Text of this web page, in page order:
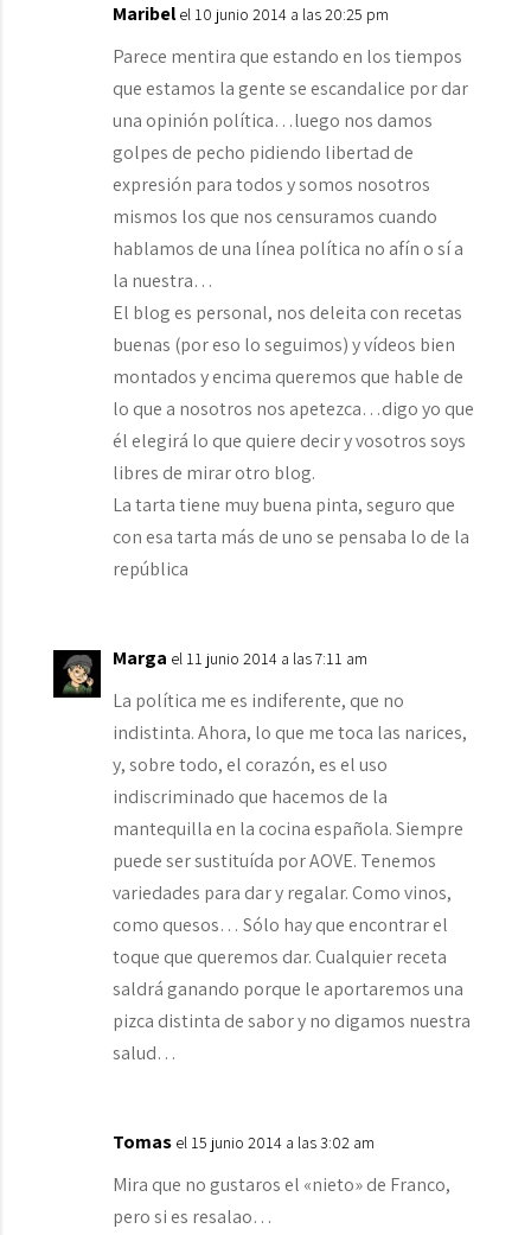
Maribel el 10 junio 2014 a las 20:25 pm
Parece mentira que estando en los tiempos
que estamos la gente se escandalice por dar
una opinión política…luego nos damos
golpes de pecho pidiendo libertad de
expresión para todos y somos nosotros
mismos los que nos censuramos cuando
hablamos de una línea política no afín o sí a
la nuestra…
El blog es personal, nos deleita con recetas
buenas (por eso lo seguimos) y vídeos bien
montados y encima queremos que hable de
lo que a nosotros nos apetezca…digo yo que
él elegirá lo que quiere decir y vosotros soys
libres de mirar otro blog.
La tarta tiene muy buena pinta, seguro que
con esa tarta más de uno se pensaba lo de la
república
Marga el 11 junio 2014 a las 7:11 am
La política me es indiferente, que no
indistinta. Ahora, lo que me toca las narices,
y, sobre todo, el corazón, es el uso
indiscriminado que hacemos de la
mantequilla en la cocina española. Siempre
puede ser sustituída por AOVE. Tenemos
variedades para dar y regalar. Como vinos,
como quesos… Sólo hay que encontrar el
toque que queremos dar. Cualquier receta
saldrá ganando porque le aportaremos una
pizca distinta de sabor y no digamos nuestra
salud…
Tomas el 15 junio 2014 a las 3:02 am
Mira que no gustaros el «nieto» de Franco,
pero si es resalao…